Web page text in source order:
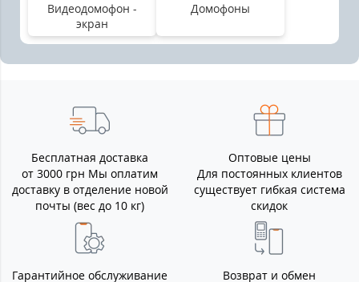
Видеодомофон -
экран
Домофоны
Бесплатная доставка
от 3000 грн Мы оплатим
доставку в отделение новой
почты (вес до 10 кг)
Оптовые цены
Для постоянных клиентов
существует гибкая система
скидок
Гарантийное обслуживание
Возврат и обмен